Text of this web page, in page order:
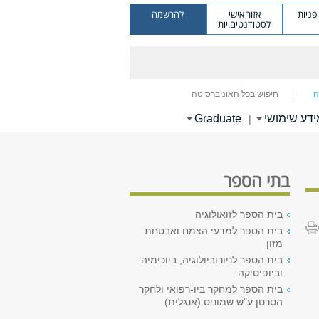
אזור אישי
לסטודנטים.יות
להרשמה
חיפוש בכל האוניברסיטה
שימושי |
Graduate
בתי הספר
בית הספר לזואולוגיה
בית הספר למדעי הצמח ואבטחת
מזון
בית הספר לניורוביולוגיה, ביוכימיה
וביופיסיקה
בית הספר למחקר ביו-רפואי ולחקר
הסרטן ע"ש שמוניס (אנגלית)